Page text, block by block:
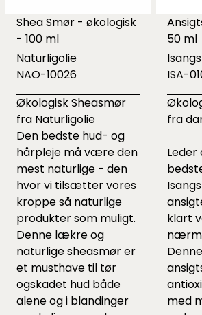
Shea Smør - økologisk
- 100 ml
Naturligolie
NAO-10026
Økologisk Sheasmør
fra Naturligolie
Den bedste hud- og
hårpleje må være den
mest naturlige - den
hvor vi tilsætter vores
kroppe så naturlige
produkter som muligt.
Denne lækre og
naturlige sheasmør er
et musthave til tør
ogskadet hud både
alene og i blandinger
50 ml
Isangs
ISA-
fra
Leder
klart
med